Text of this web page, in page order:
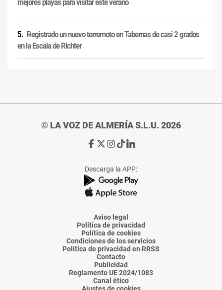
mejores playas para visitar este verano
Registrado un nuevo terremoto en Tabernas de casi 2 grados
en la Escala de Richter
© LA VOZ DE ALMERÍA S.L.U. 2026
Ir
de
La
Voz
Almería
Ir
de
La
Voz
Almería
Ir
de
La
Voz
Almería
Ir
de
La
Voz
Almería
Ir
de
La
Voz
Descarga la APP:
Aviso legal
Política de privacidad
Política de cookies
Condiciones de los servicios
Política de privacidad en RRSS
Contacto
Publicidad
Reglamento UE 2024/1083
Canal ético